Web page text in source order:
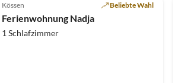
Kössen Beliebte Wahl
Ferienwohnung Nadja
1 Schlafzimmer